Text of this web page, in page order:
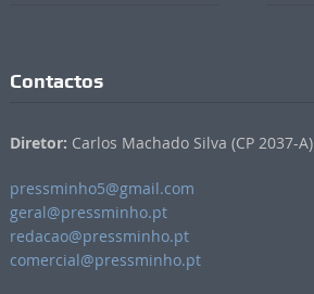
Contactos
Diretor: Carlos Machado Silva (CP 2037-A)
pressminho5@gmail.com
geral@pressminho.pt
redacao@pressminho.pt
comercial@pressminho.pt